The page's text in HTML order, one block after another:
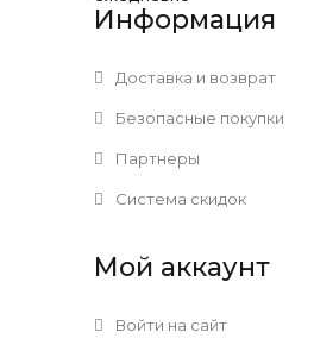
Информация
Доставка и возврат
Безопасные покупки
Партнеры
Система скидок
Мой аккаунт
Войти на сайт